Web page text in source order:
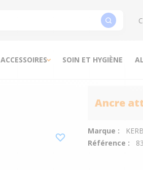
ACCESSOIRES SOIN ET HYGIÈNE
Ancre
Marque :
Référence :